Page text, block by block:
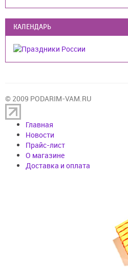
КАЛЕНДАРЬ
© 2009 PODARIM-VAM.RU
Главная
Новости
Прайс-лист
О магазине
Доставка и оплата